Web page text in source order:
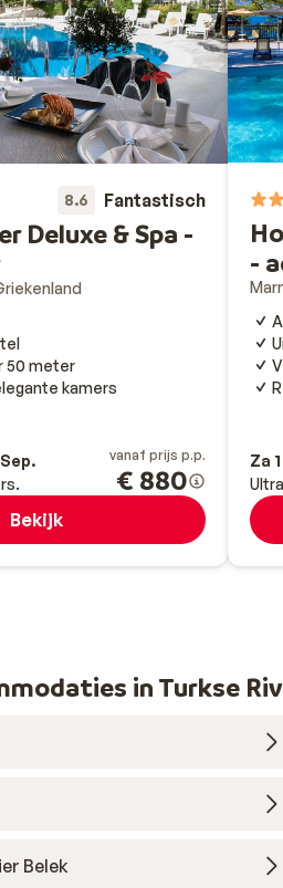
8.6 Fantastisch
Deluxe & Spa -
50 meter
kamers
vanaf prijs p.p.
€ 880
Bekijk
-
Za
in Turkse
Belek